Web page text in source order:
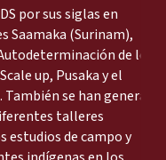
por sus siglas en
Saamaka (Surinam),
de los
up, Pusaka y el
se han generado
talleres
estudios de campo y